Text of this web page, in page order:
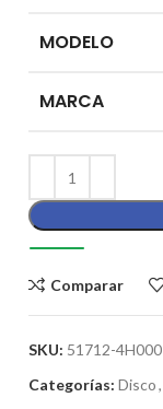
MODELO
MARCA
Comparar
SKU: 51712-4H000
Categorías: Disco,